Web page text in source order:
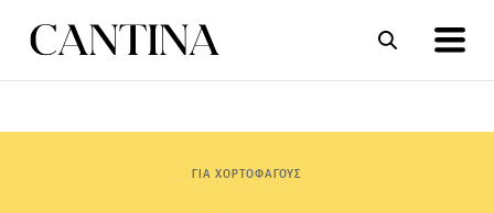
ΓΙΑ ΧΟΡΤΟΦΑΓΟΥΣ